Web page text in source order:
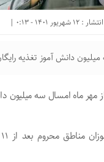
دانش آموز تغذیه
مهر ماه امسال سه میلیون